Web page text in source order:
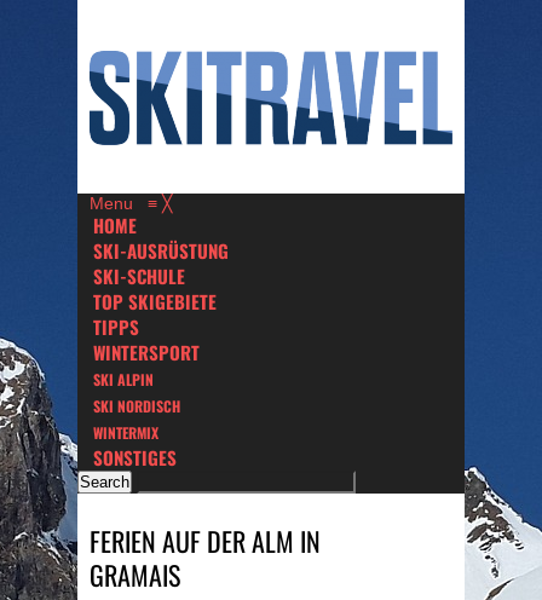
Menu ≡ ╳
HOME
SKI-AUSRÜSTUNG
SKI-SCHULE
TOP SKIGEBIETE
TIPPS
WINTERSPORT
SKI ALPIN
SKI NORDISCH
WINTERMIX
SONSTIGES
FERIEN AUF DER ALM IN
GRAMAIS